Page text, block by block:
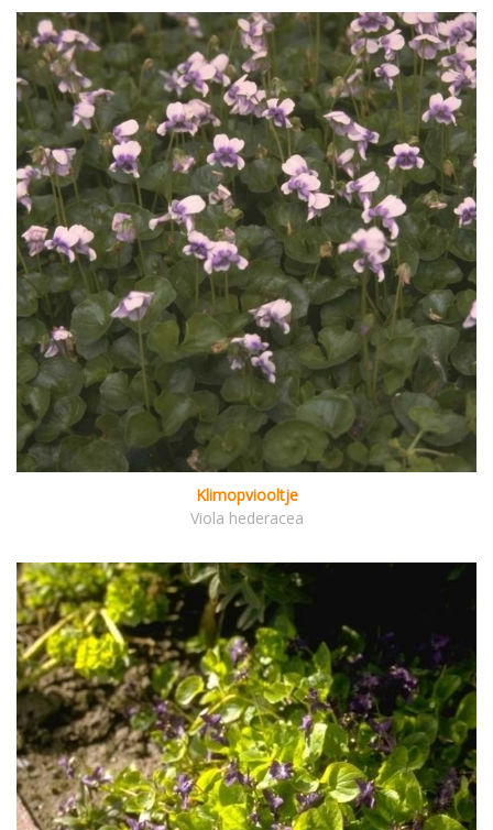
Klimopviooltje
Viola hederacea